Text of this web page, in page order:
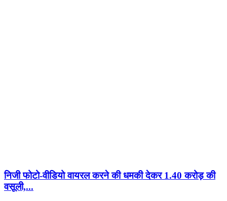
निजी फोटो-वीडियो वायरल करने की धमकी देकर 1.40 करोड़ की
वसूली,...